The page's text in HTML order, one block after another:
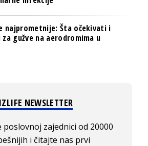
najprometnije: Šta očekivati i
gužve na aerodromima u
NEWSLETTER
poslovnoj zajednici od 20000
i čitajte nas prvi